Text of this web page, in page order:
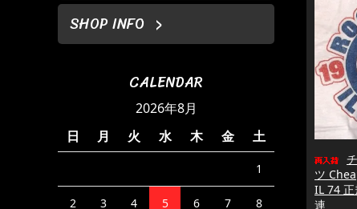
SHOP INFO
CALENDAR
2026年8月
日
月 火 水 木 金 土
1
2 3 4 5 6 7 8
ツ
IL 74 正
連